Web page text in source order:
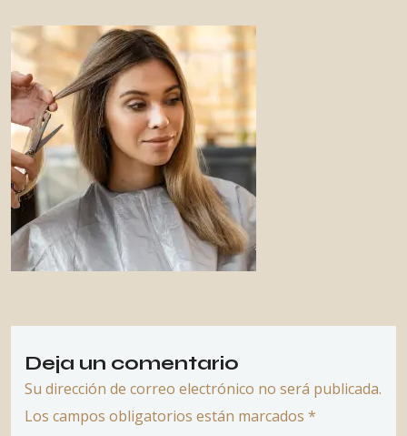
Deja un comentario
Su dirección de correo electrónico no será publicada.
Los campos obligatorios están marcados *